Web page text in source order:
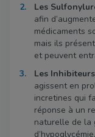
Les
afin
médicaments
mais ils
et peuvent
Les
agissent en
incretines qui
réponse à un
naturelle de la
d’hypoglycémie.